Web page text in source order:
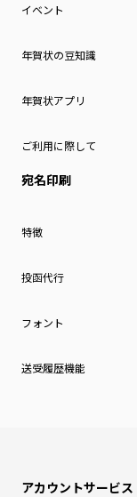
イベント
年賀状の豆知識
年賀状アプリ
ご利用に際して
宛名印刷
特徴
投函代行
フォント
送受履歴機能
アカウントサービス